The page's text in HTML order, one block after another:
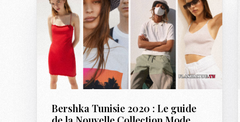
Bershka Tunisie 2020 : Le guide